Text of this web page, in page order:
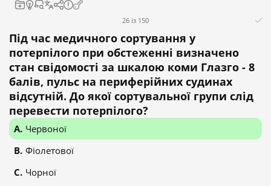
26 із 150
Під час медичного сортування у
потерпілого при обстеженні визначено
стан свідомості за шкалою коми Глазго - 8
балів, пульс на периферійних судинах
відсутній. До якої сортувальної групи слід
перевести потерпілого?
Червоної
Фіолетової
Чорної